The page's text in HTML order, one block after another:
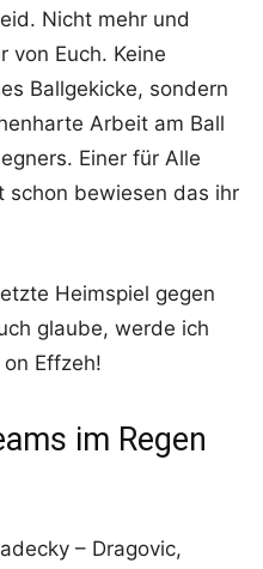
Nicht mehr und
von Euch. Keine
Ballgekicke, sondern
Arbeit am Ball
Einer für Alle
schon bewiesen das ihr
Heimspiel gegen
glaube, werde ich
Effzeh!
im Regen
– Dragovic,